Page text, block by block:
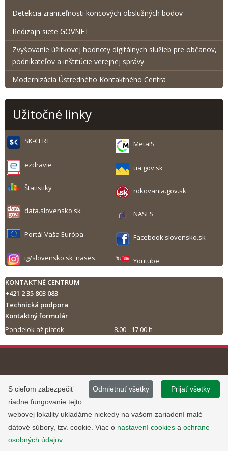
Detekcia zraniteľnosti koncových obslužných bodov
Redizajn siete GOVNET
Zvyšovanie úžitkovej hodnoty digitálnych služieb pre občanov,
podnikateľov a inštitúcie verejnej správy
Modernizácia Ústredného Kontaktného Centra
Užitočné linky
SK-CERT MetaIS
ezdravie ua.gov.sk
Štatistiky rokovania.gov.sk
data.slovensko.sk NASES
Portál Vaša Európa Facebook slovensko.sk
ig/slovensko.sk_nases Youtube
KONTAKTNÉ CENTRUM
+421 2 35 803 083
Technická podpora
Kontaktný formulár
Pondelok až piatok
8.00 - 17.00 h
Tlač obsahu
©2013 - 2026, Slovensko.sk
Informácie zverejnené na portáli
majú informatívny charakter.
Prevádzku stránky
www.slovensko.sk a správu jej
obsahu zabezpečuje
Prijať všetky
Odmietnuť všetky
S cieľom zabezpečiť
riadne fungovanie tejto
webovej lokality ukladáme niekedy na vašom zariadení malé
dátové súbory, tzv. cookie. Viac o nastavení cookies a ochrane
osobných údajov.